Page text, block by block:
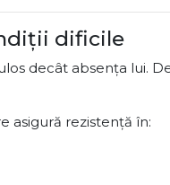
dificile
decât absența lui.
asigură rezistență în: